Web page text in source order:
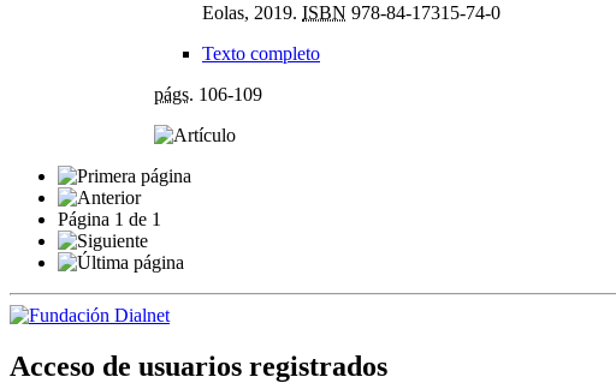
Eolas, 2019. ISBN 978-84-17315-74-0
Texto completo
págs. 106-109
Página 1 de 1
Acceso de usuarios registrados